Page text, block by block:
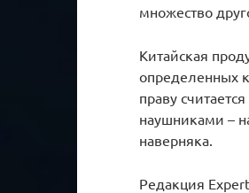
множество
Китайская
определенных
праву
наушниками –
наверняка.
Редакция